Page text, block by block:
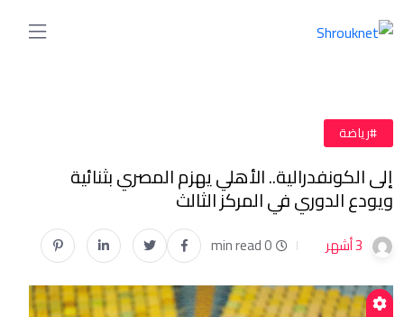
#رياضة
إلى الكونفدرالية.. الأهلي يهزم المصري بثنائية
ويودع الدوري في المركز الثالث
3 أشهر 0 min read